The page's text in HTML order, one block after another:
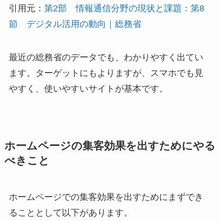
引用元： 第2部 情報通信分野の現状と課題：第8
節 デジタル活用の動向｜総務省
最近の総務省のデータでも、わかりやすく出てい
ます。ターゲットにもよりますが、スマホでも見
やすく、使いやすいサイトが基本です。
ホームページの集客効果を出すためにやる
べきこと
ホームページでの集客効果を出すためにまずでき
ることとして以下があります。